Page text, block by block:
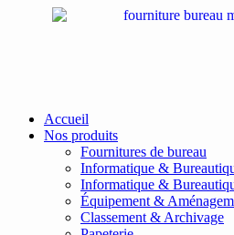
Accueil
Nos produits
Fournitures de bureau
Informatique &
Informatique &
Équipement &
Classement & Archivage